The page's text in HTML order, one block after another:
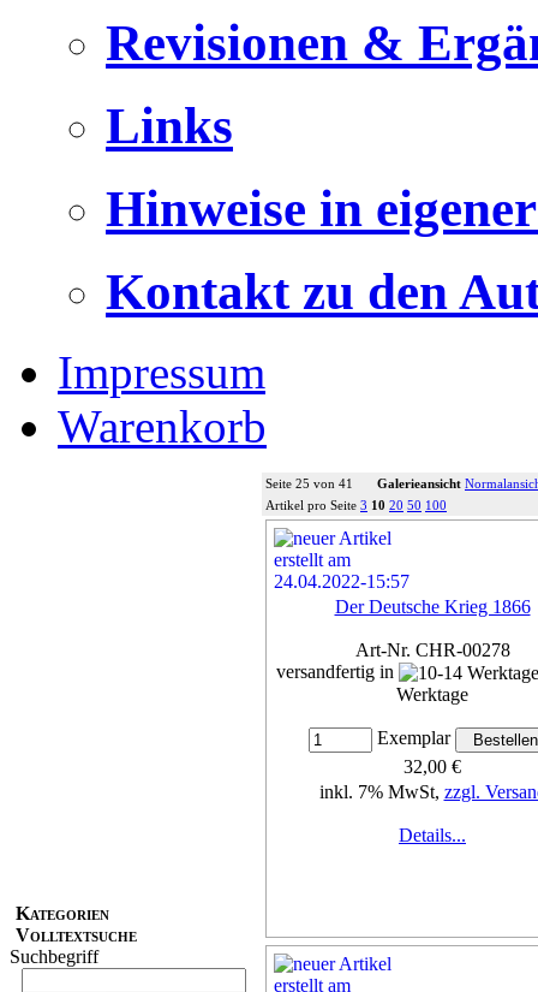
Revisionen &
Links
Hinweise in
Kontakt zu den
Impressum
Warenkorb
Kategorien
Volltextsuche
Suchbegriff
Seite 25 von 41 Galerieansicht
Artikel pro Seite 3 10 20 50 100
Der Deutsche Krieg 1866
Art-Nr. CHR-00278
versandfertig in
Werktage
Exemplar
32,00 €
inkl. 7% MwSt, zzgl.
Details...